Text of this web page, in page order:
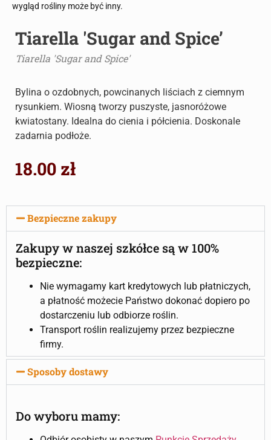
wygląd rośliny może być inny.
Tiarella 'Sugar and Spice’
Tiarella 'Sugar and Spice'
Bylina o ozdobnych, powcinanych liściach z ciemnym
rysunkiem. Wiosną tworzy puszyste, jasnoróżowe
kwiatostany. Idealna do cienia i półcienia. Doskonale
zadarnia podłoże.
18.00 zł
Bezpieczne zakupy
Zakupy w naszej szkółce są w 100%
bezpieczne:
Nie wymagamy kart kredytowych lub płatniczych,
a płatność możecie Państwo dokonać dopiero po
dostarczeniu lub odbiorze roślin.
Transport roślin realizujemy przez bezpieczne
firmy.
Sposoby dostawy
Do wyboru mamy: